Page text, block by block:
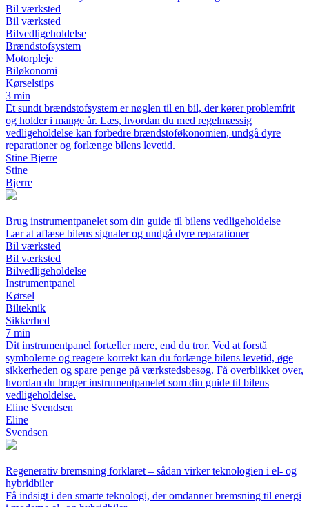
Bil værksted
Bil værksted
Bilvedligeholdelse
Brændstofsystem
Motorpleje
Biløkonomi
Kørselstips
3 min
Et sundt brændstofsystem er nøglen til en bil, der kører problemfrit
og holder i mange år. Læs, hvordan du med regelmæssig
vedligeholdelse kan forbedre brændstoføkonomien, undgå dyre
reparationer og forlænge bilens levetid.
Stine Bjerre
Stine
Bjerre
Brug instrumentpanelet som din guide til bilens vedligeholdelse
Lær at aflæse bilens signaler og undgå dyre reparationer
Bil værksted
Bil værksted
Bilvedligeholdelse
Instrumentpanel
Kørsel
Bilteknik
Sikkerhed
7 min
Dit instrumentpanel fortæller mere, end du tror. Ved at forstå
symbolerne og reagere korrekt kan du forlænge bilens levetid, øge
sikkerheden og spare penge på værkstedsbesøg. Få overblikket over,
hvordan du bruger instrumentpanelet som din guide til bilens
vedligeholdelse.
Eline Svendsen
Eline
Svendsen
Regenerativ bremsning forklaret – sådan virker teknologien i el- og
hybridbiler
Få indsigt i den smarte teknologi, der omdanner bremsning til energi